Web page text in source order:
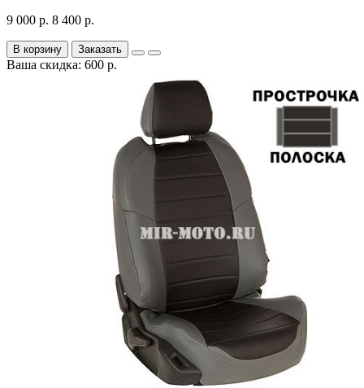
9 000 р. 8 400 р.
В корзину Заказать
Ваша скидка: 600 р.